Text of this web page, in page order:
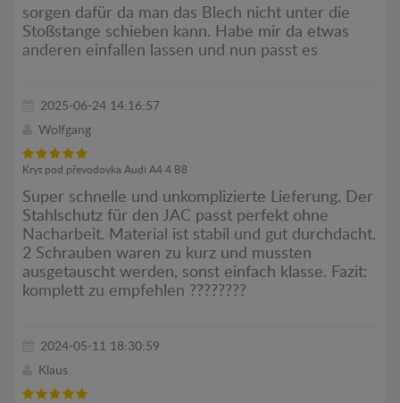
sorgen dafür da man das Blech nicht unter die
Stoßstange schieben kann. Habe mir da etwas
anderen einfallen lassen und nun passt es
2025-06-24 14:16:57
Wolfgang
Kryt pod převodovka Audi A4 4 B8
Super schnelle und unkomplizierte Lieferung. Der
Stahlschutz für den JAC passt perfekt ohne
Nacharbeit. Material ist stabil und gut durchdacht.
2 Schrauben waren zu kurz und mussten
ausgetauscht werden, sonst einfach klasse. Fazit:
komplett zu empfehlen ????????
2024-05-11 18:30:59
Klaus